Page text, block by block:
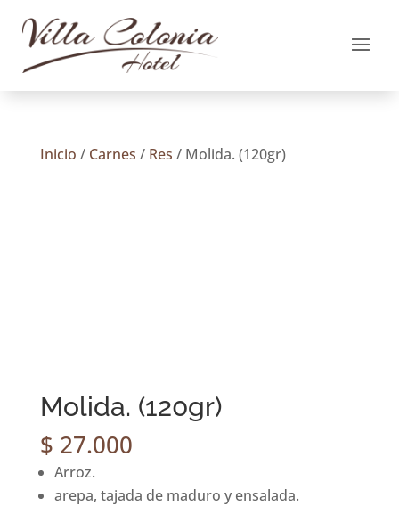
Inicio / Carnes / Res / Molida. (120gr)
Molida. (120gr)
$ 27.000
Arroz.
arepa, tajada de maduro y ensalada.